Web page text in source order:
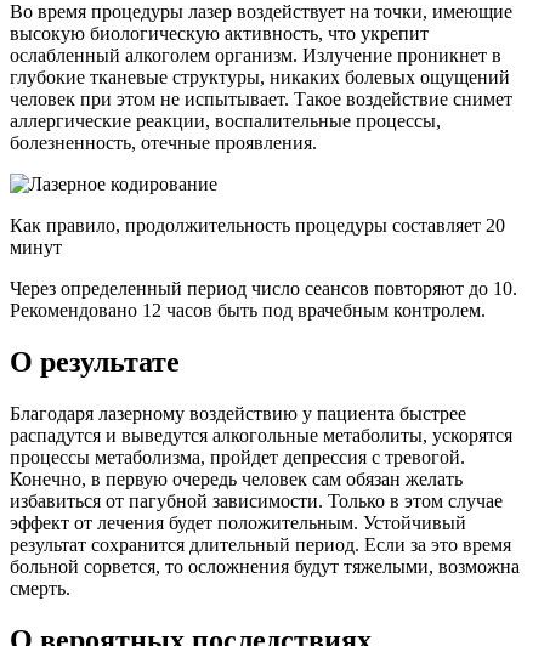
Во время процедуры лазер воздействует на точки, имеющие
высокую биологическую активность, что укрепит
ослабленный алкоголем организм. Излучение проникнет в
глубокие тканевые структуры, никаких болевых ощущений
человек при этом не испытывает. Такое воздействие снимет
аллергические реакции, воспалительные процессы,
болезненность, отечные проявления.
Как правило, продолжительность процедуры составляет 20
минут
Через определенный период число сеансов повторяют до 10.
Рекомендовано 12 часов быть под врачебным контролем.
О результате
Благодаря лазерному воздействию у пациента быстрее
распадутся и выведутся алкогольные метаболиты, ускорятся
процессы метаболизма, пройдет депрессия с тревогой.
Конечно, в первую очередь человек сам обязан желать
избавиться от пагубной зависимости. Только в этом случае
эффект от лечения будет положительным. Устойчивый
результат сохранится длительный период. Если за это время
больной сорвется, то осложнения будут тяжелыми, возможна
смерть.